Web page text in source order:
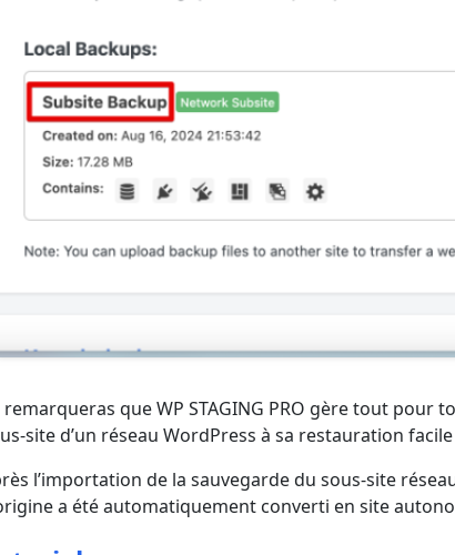
remarqueras que WP STAGING PRO gère tout pour
site d’un réseau WordPress à sa restauration
l’importation de la sauvegarde du sous-site
a été automatiquement converti en site